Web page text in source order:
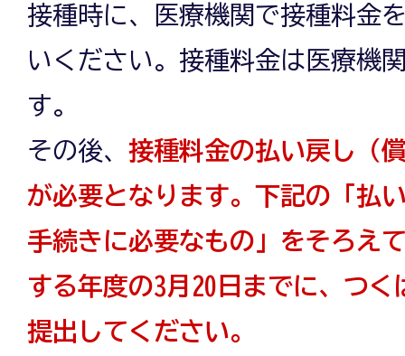
接種時に、医療機関で接種料金
いください。接種料金は医療機
す。
その後、 接種料金の払い戻し（
が必要となります。下記の「払
手続きに必要なもの」をそろえ
する年度の3月20日までに、つ
提出してください。